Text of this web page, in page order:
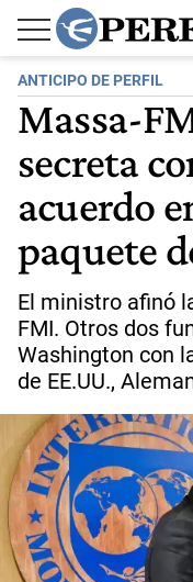
ANTICIPO DE PERFIL
Massa-
secreta
acuerdo
paquete
El ministro afinó
FMI. Otros dos
Washington con
de EE.UU.,